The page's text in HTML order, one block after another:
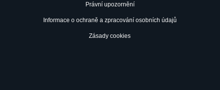
Právní upozornění
Informace o ochraně a zpracování osobních údajů
Zásady cookies